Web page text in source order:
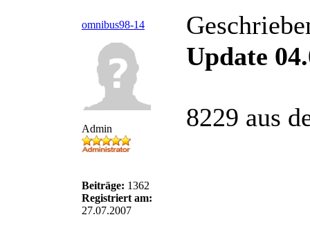
omnibus98-14
Admin
Beiträge: 1362
Registriert am:
27.07.2007
Update
8229 aus